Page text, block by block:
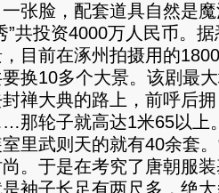
脸，配套道具自然是魔
”共投资4000万人民币。
目前在涿州拍摄用的
换10多个大景。该剧最
禅大典的路上，前呼后
那轮子就高达1米65以上
武则天的就有40余套。
。于是在考究了唐朝服
袖子长足有两尺多，绝